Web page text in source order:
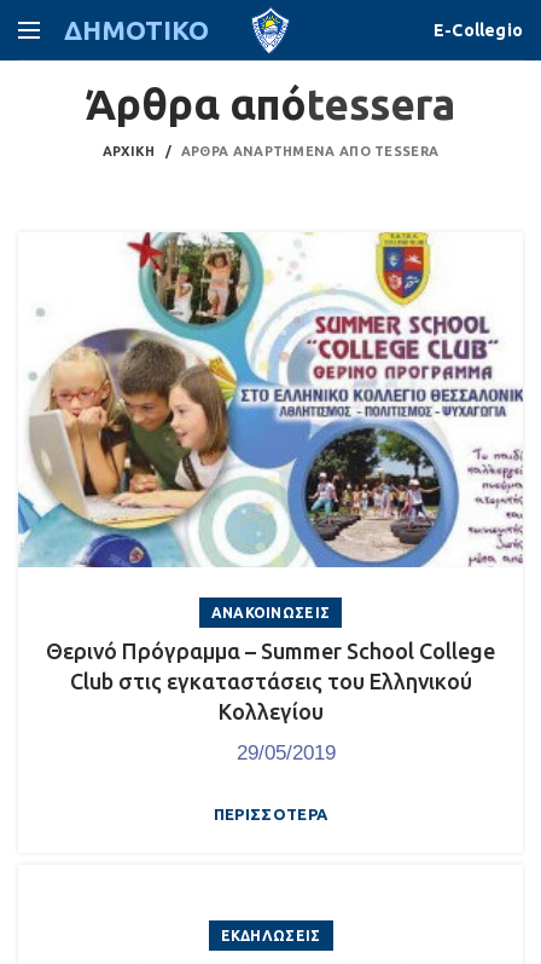
ΔΗΜΟΤΙΚΟ E-Collegio
Άρθρα απόtessera
ΑΡΧΙΚΉ ΆΡΘΡΑ ΑΝΑΡΤΗΜΈΝΑ ΑΠΌ TESSERA
ΑΝΑΚΟΙΝΏΣΕΙΣ
Θερινό Πρόγραμμα – Summer School College
Club στις εγκαταστάσεις του Ελληνικού
Κολλεγίου
29/05/2019
ΠΕΡΙΣΣΌΤΕΡΑ
ΕΚΔΗΛΏΣΕΙΣ